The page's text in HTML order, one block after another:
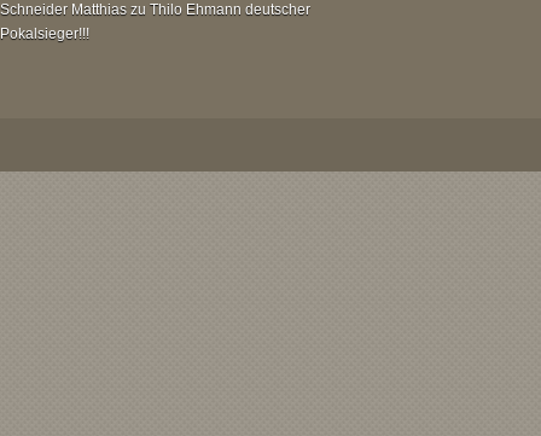
Schneider Matthias zu Thilo Ehmann deutscher
Pokalsieger!!!